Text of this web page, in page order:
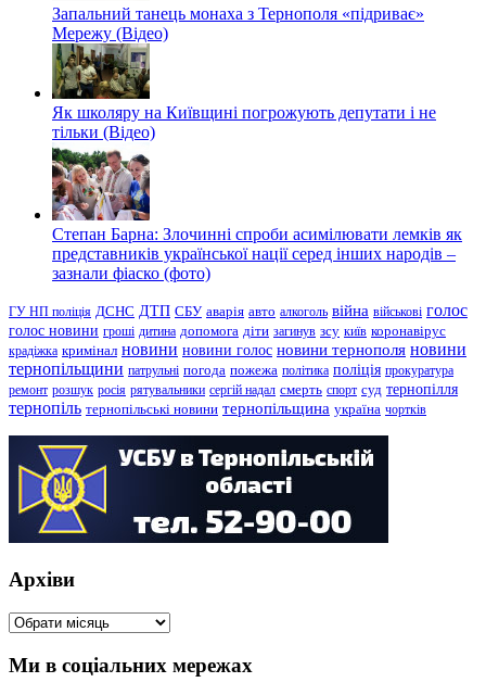
Запальний танець монаха з Тернополя «підриває»
Мережу (Відео)
Як школяру на Київщині погрожують депутати і не
тільки (Відео)
Степан Барна: Злочинні спроби асимілювати лемків як
представників української нації серед інших народів –
зазнали фіаско (фото)
ГУ НП поліція ДСНС ДТП СБУ аварія авто алкоголь війна військові голос
голос новини гроші дитина допомога діти загинув зсу київ коронавірус
крадіжка кримінал новини новини голос новини тернополя новини
тернопільщини патрульні погода пожежа політика поліція прокуратура
ремонт розшук росія рятувальники сергій надал смерть спорт суд тернопілля
тернопіль тернопільські новини тернопільщина україна чортків
Архіви
Архіви
Ми в соціальних мережах